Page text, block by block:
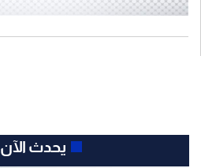
يحدث الآن